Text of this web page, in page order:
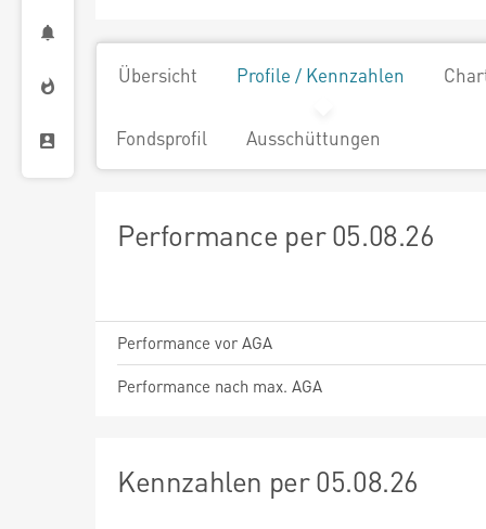
Übersicht Profile / Kennzahlen
Fondsprofil Ausschüttungen
Performance per 05.08.26
Performance vor AGA
Performance nach max. AGA
Kennzahlen per 05.08.26